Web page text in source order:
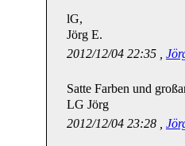
lG,
Jörg E.
2012/12/04 22:35 ,
Satte Farben und
LG Jörg
2012/12/04 23:28 ,